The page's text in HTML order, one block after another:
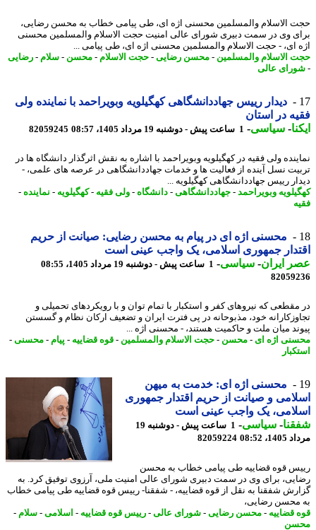
الاسلام والمسلمین محسنی اژه ای، طی پیامی خطاب به محسن رضایی،
وی در سمت دبیری شورای عالی امنیت حجت الاسلام والمسلمین محسنی
ای، - حجت الاسلام والمسلمین محسنی اژه ای، طی پیامی ...
الاسلام والمسلمین-محسن رضایی-حجت الاسلام-محسن-سلام-رضایی
عالی
دیدار رییس جهاددانشگاهی کهگیلویه وبویراحمد با نماینده ولی
در استان
-سیاسی-1 ساعت پیش - دوشنبه 19 مرداد 1405، 08:57 82059245
ولی فقیه در کهگیلویه وبویراحمد با اشاره به نقش اثرگذار دانشگاه ها در
نسل آینده از فعالیت ها و خدمات جهاددانشگاهی در عرصه های علمی، -
رییس جهاددانشگاهی کهگیلویه ...
وبویراحمد -جهاددانشگاهی-دانشگاه-ولی فقیه -کهگیلویه-نماینده-
محسنی اژه ای در پیام به محسن رضایی: صیانت از حریم
جمهوری اسلامی، یک واجب عینی است
ایران- سیاسی-1 ساعت پیش - دوشنبه 19 مرداد 1405، 08:55
که نیروهای کفر و استکبار با تمام توان و با رویکردهای تحمیلی و
خود، مذبوحانه در پی فترت ایران و تضعیف ارکان نظام و گسستن
میان ملت و حاکمیت هستند، - محسنی اژه ...
اژه ای - محسن-حجت الاسلام والمسلمین-قوه قضاییه-پیام-محسنی-
محسنی اژه ای: خدمت به میهن
و صیانت از حریم اقتدار جمهوری
یک واجب عینی است
-سیاسی-
1 ساعت پیش - دوشنبه 19
08:52
82059224
قوه قضاییه طی پیامی خطاب به محسن
برای وی در سمت دبیری شورای عالی امنیت ملی، آرزوی توفیق کرد. به
شفقنا به نقل از قوه قضاییه، - شفقنا- رییس قوه قضاییه طی پیامی خطاب
رضایی،
قضاییه-محسن رضایی-شورای عالی-رییس قوه قضاییه-اسلامی-سلام-